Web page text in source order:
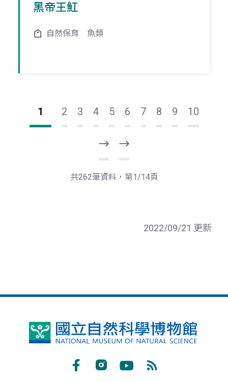
黑帝王魟
自然保育 魚類
1 2 3 4 5 6 7 8 9 10
一
頁
後
一
共262筆資料，第1/14頁
2022/09/21 更新
國